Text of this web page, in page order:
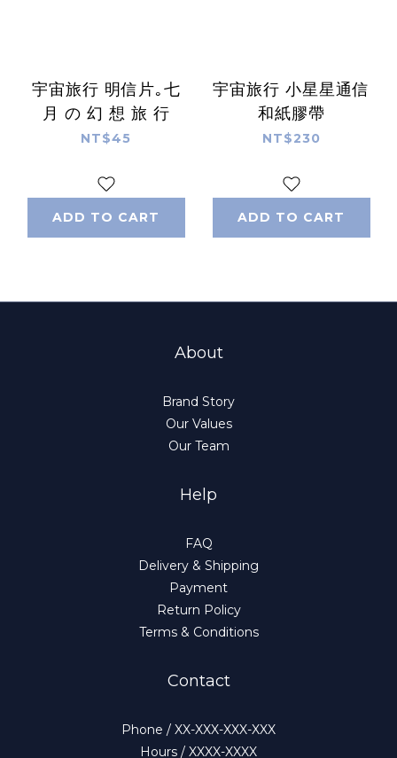
宇宙旅行 明信片｡七
月 の 幻 想 旅 行
NT$45
ADD TO CART
宇宙旅行 小星星通信
和紙膠帶
NT$230
ADD TO CART
About
Brand Story
Our Values
Our Team
Help
FAQ
Delivery & Shipping
Payment
Return Policy
Terms & Conditions
Contact
Phone / XX-XXX-XXX-XXX
Hours / XXXX-XXXX